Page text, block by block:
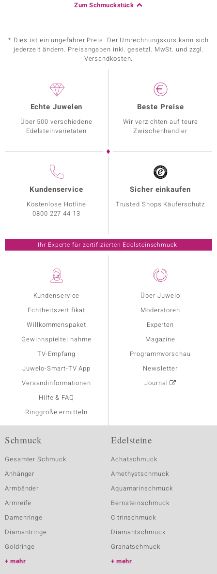
Zum Schmuckstück
* Dies ist ein ungefährer Preis. Der Umrechnungskurs kann sich
jederzeit ändern. Preisangaben inkl. gesetzl. MwSt. und zzgl.
Versandkosten.
Kundenservice
Echtheitszertifikat
Willkommenspaket
Gewinnspielteilnahme
TV-Empfang
Juwelo-Smart-TV App
Versandinformationen
Hilfe & FAQ
Ringgröße ermitteln
Über Juwelo
Moderatoren
Experten
Magazine
Programmvorschau
Newsletter
Journal
Echte Juwelen
Über 500 verschiedene
Edelsteinvarietäten
Beste Preise
Wir verzichten auf teure
Zwischenhändler
Kundenservice
Kostenlose Hotline
0800 227 44 13
Sicher einkaufen
Trusted Shops Käuferschutz
Ihr Experte für zertifizierten Edelsteinschmuck.
Schmuck
Gesamter Schmuck
Anhänger
Armbänder
Armreife
Damenringe
Diamantringe
Goldringe
mehr
Edelsteine
Achatschmuck
Amethystschmuck
Aquamarinschmuck
Bernsteinschmuck
Citrinschmuck
Diamantschmuck
Granatschmuck
mehr